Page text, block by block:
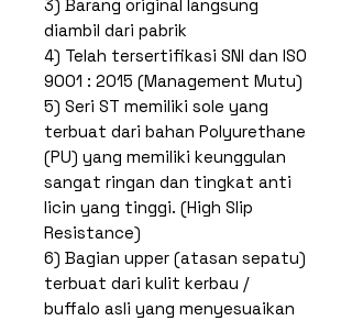
3) Barang original langsung
diambil dari pabrik
4) Telah tersertifikasi SNI dan ISO
9001 : 2015 (Management Mutu)
5) Seri ST memiliki sole yang
terbuat dari bahan Polyurethane
(PU) yang memiliki keunggulan
sangat ringan dan tingkat anti
licin yang tinggi. (High Slip
Resistance)
6) Bagian upper (atasan sepatu)
terbuat dari kulit kerbau /
buffalo asli yang menyesuaikan